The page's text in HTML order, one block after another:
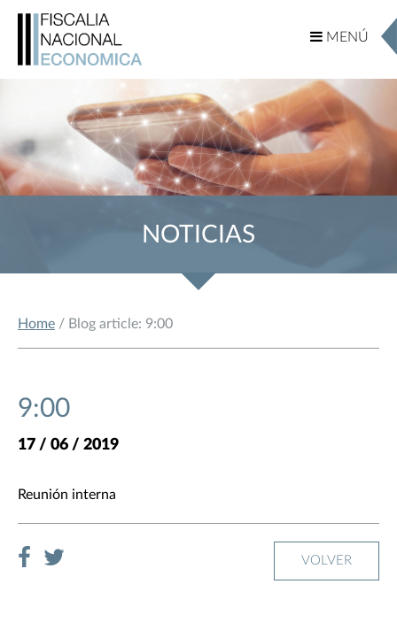
MENÚ
MENÚ
NOTICIAS
Home / Blog article: 9:00
9:00
17 / 06 / 2019
Reunión interna
VOLVER